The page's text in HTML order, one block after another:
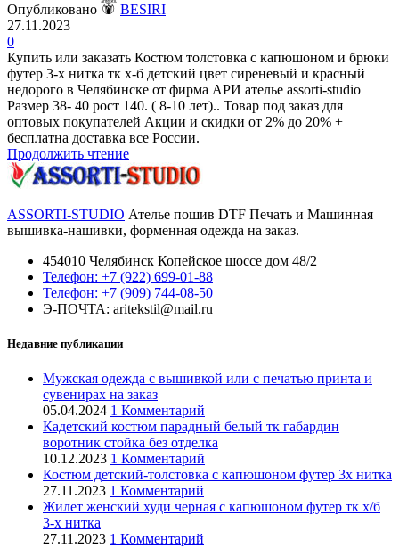
Опубликовано
BESIRI
27.11.2023
0
Купить или заказать Костюм толстовка с капюшоном и брюки
футер 3-х нитка тк х-б детский цвет сиреневый и красный
недорого в Челябинске от фирма АРИ ателье assorti-studio
Размер 38- 40 рост 140. ( 8-10 лет).. Товар под заказ для
оптовых покупателей Акции и скидки от 2% до 20% +
бесплатна доставка все России.
Продолжить чтение
ASSORTI-STUDIO Ателье пошив DTF Печать и Машинная
вышивка-нашивки, форменная одежда на заказ.
454010 Челябинск Копейское шоссе дом 48/2
Телефон: +7 (922) 699-01-88
Телефон: +7 (909) 744-08-50
Э-ПОЧТА: aritekstil@mail.ru
Недавние публикации
Мужская одежда с вышивкой или с печатью принта и
сувенирах на заказ
05.04.2024 1 Комментарий
Кадетский костюм парадный белый тк габардин
воротник стойка без отделка
10.12.2023 1 Комментарий
Костюм детский-толстовка с капюшоном футер 3х нитка
27.11.2023 1 Комментарий
Жилет женский худи черная с капюшоном футер тк х/б
3-х нитка
27.11.2023 1 Комментарий